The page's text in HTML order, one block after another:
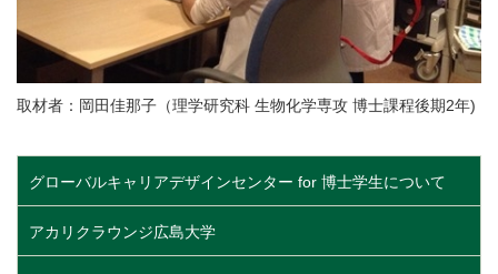
取材者：岡田佳那子（理学研究科 生物化学専攻 博士課程後期2年)
グローバルキャリアデザインセンター for 博士学生について
アカリクラウンジ広島大学